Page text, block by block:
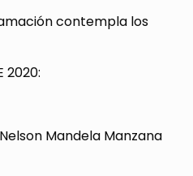
contempla los
2020:
Nelson Mandela Manzana